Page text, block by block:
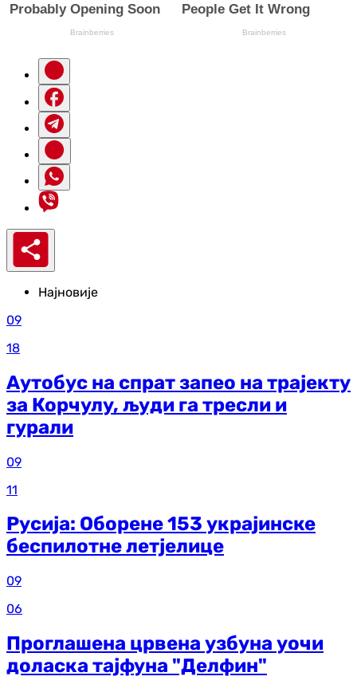
Најновије
09
18
Аутобус на спрат запео на трајекту
за Корчулу, људи га тресли и
гурали
09
11
Русија: Оборене 153 украјинске
беспилотне летјелице
09
06
Проглашена црвена узбуна уочи
доласка тајфуна "Делфин"